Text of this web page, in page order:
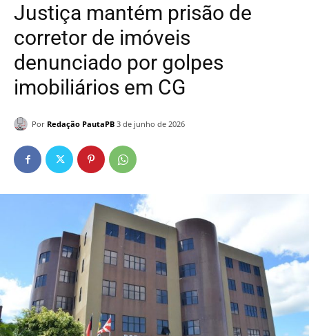
Justiça mantém prisão de
corretor de imóveis
denunciado por golpes
imobiliários em CG
Por Redação PautaPB 3 de junho de 2026